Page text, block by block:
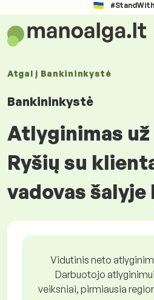
Atgal į Bankininkystė
Bankininkystė
Atlyginimas
Ryšių su
vadovas šalyje
Vidutinis neto
Darbuotojo
veiksniai, pirmiausia